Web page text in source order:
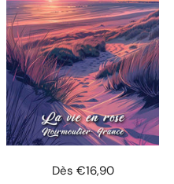
Dès €16,90